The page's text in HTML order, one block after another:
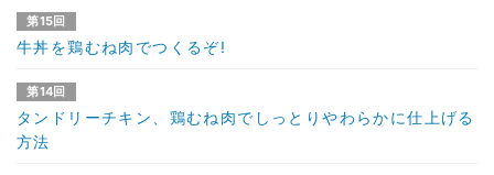
第15回
牛丼を鶏むね肉でつくるぞ!
第14回
タンドリーチキン、鶏むね肉でしっとりやわらかに仕上げる
方法